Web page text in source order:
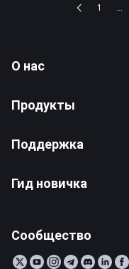
1 ...
О нас
Продукты
Поддержка
Гид новичка
Сообщество